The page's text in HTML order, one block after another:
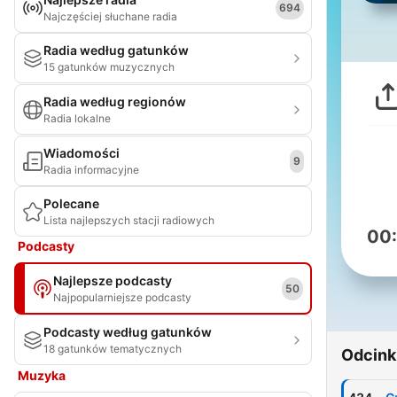
Najczęściej słuchane radia
694
Radia według gatunków
15 gatunków muzycznych
Radia według regionów
Radia lokalne
Wiadomości
Radia informacyjne
9
Polecane
Lista najlepszych stacji radiowych
Podcasty
Najlepsze podcasty
Najpopularniejsze podcasty
50
Podcasty według gatunków
18 gatunków tematycznych
Muzyka